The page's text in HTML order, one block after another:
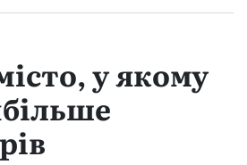
у якому